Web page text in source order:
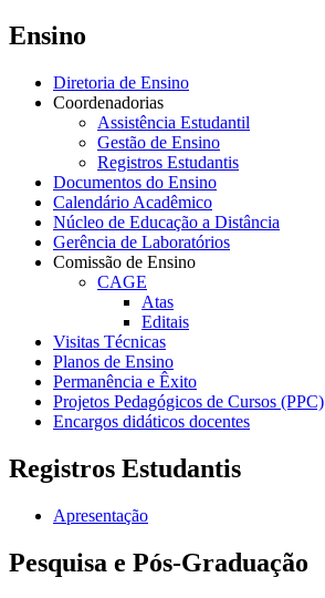
Ensino
Diretoria de Ensino
Coordenadorias
Assistência Estudantil
Gestão de Ensino
Registros Estudantis
Documentos do Ensino
Calendário Acadêmico
Núcleo de Educação a Distância
Gerência de Laboratórios
Comissão de Ensino
CAGE
Atas
Editais
Visitas Técnicas
Planos de Ensino
Permanência e Êxito
Projetos Pedagógicos de Cursos (PPC)
Encargos didáticos docentes
Registros Estudantis
Apresentação
Pesquisa e Pós-Graduação